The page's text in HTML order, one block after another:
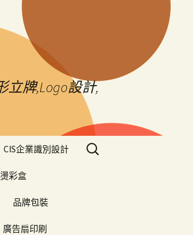
立牌,Logo設計,
CIS企業識別設計
彩盒
品牌包裝
廣告扇印刷
搜
尋